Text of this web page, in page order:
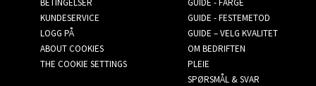
KUNDESERVICE
LOGG PÅ
ABOUT COOKIES
THE COOKIE SETTINGS
GUIDE - FESTEMETOD
GUIDE – VELG KVALITET
OM BEDRIFTEN
PLEIE
SPØRSMÅL & SVAR